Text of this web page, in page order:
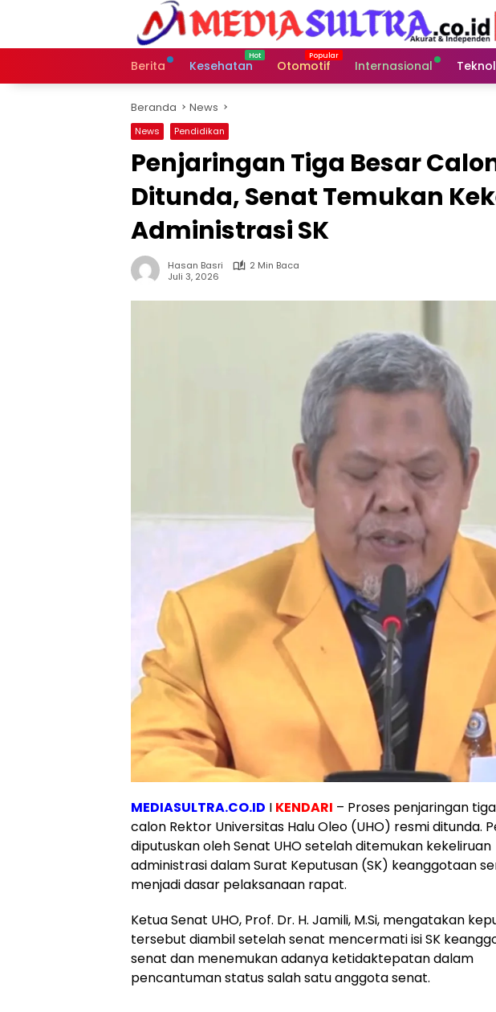
Berita
Kesehatan Otomotif Internasional
Beranda News
News Pendidikan
Penjaringan Tiga Besar
Ditunda, Senat Temukan
Administrasi SK
Hasan Basri
2 Min Baca
Juli 3, 2026
MEDIASULTRA.CO.ID I KENDARI – Proses penjaringan
calon Rektor Universitas Halu Oleo (UHO) resmi ditunda.
diputuskan oleh Senat UHO setelah ditemukan kekeliruan
administrasi dalam Surat Keputusan (SK) keanggotaan
menjadi dasar pelaksanaan rapat.
Ketua Senat UHO, Prof. Dr. H. Jamili, M.Si, mengatakan
tersebut diambil setelah senat mencermati isi SK
senat dan menemukan adanya ketidaktepatan dalam
pencantuman status salah satu anggota senat.